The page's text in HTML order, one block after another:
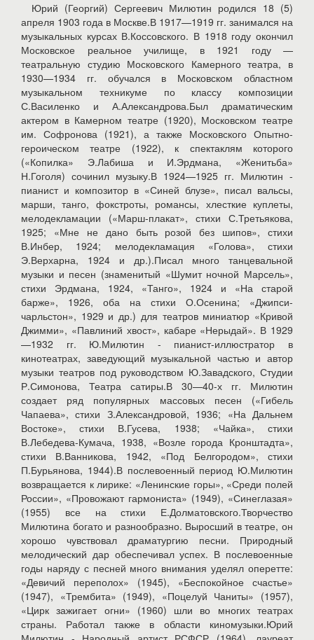
Юрий (Георгий) Сергеевич Милютин родился 18 (5)
апреля 1903 года в Москве.В 1917—1919 гг. занимался на
музыкальных курсах В.Коссовского. В 1918 году окончил
Московское реальное училище, в 1921 году —
театральную студию Московского Камерного театра, в
1930—1934 гг. обучался в Московском областном
музыкальном техникуме по классу композиции
С.Василенко и А.Александрова.Был драматическим
актером в Камерном театре (1920), Московском театре
им. Софронова (1921), а также Московского Опытно-
героическом театре (1922), к спектаклям которого
(«Копилка» Э.Лабиша и И.Эрдмана, «Женитьба»
Н.Гоголя) сочинил музыку.В 1924—1925 гг. Милютин -
пианист и композитор в «Синей блузе», писал вальсы,
марши, танго, фокстроты, романсы, хлесткие куплеты,
мелодекламации («Марш-плакат», стихи С.Третьякова,
1925; «Мне не дано быть розой без шипов», стихи
В.Инбер, 1924; мелодекламация «Голова», стихи
Э.Верхарна, 1924 и др.).Писал много танцевальной
музыки и песен (знаменитый «Шумит ночной Марсель»,
стихи Эрдмана, 1924, «Танго», 1924 и «На старой
барже», 1926, оба на стихи О.Осенина; «Джипси-
чарльстон», 1929 и др.) для театров миниатюр «Кривой
Джимми», «Павлиний хвост», кабаре «Нерыдай». В 1929
—1932 гг. Ю.Милютин - пианист-иллюстратор в
кинотеатрах, заведующий музыкальной частью и автор
музыки театров под руководством Ю.Завадского, Студии
Р.Симонова, Театра сатиры.В 30—40-х гг. Милютин
создает ряд популярных массовых песен («Гибель
Чапаева», стихи З.Александровой, 1936; «На Дальнем
Востоке», стихи В.Гусева, 1938; «Чайка», стихи
В.Лебедева-Кумача, 1938, «Возле города Кронштадта»,
стихи В.Ванникова, 1942, «Под Белгородом», стихи
П.Бурьянова, 1944).В послевоенный период Ю.Милютин
возвращается к лирике: «Ленинские горы», «Среди полей
России», «Провожают гармониста» (1949), «Синеглазая»
(1955) все на стихи Е.Долматовского.Творчество
Милютина богато и разнообразно. Выросший в театре, он
хорошо чувствовал драматургию песни. Природный
мелодический дар обеспечивал успех. В послевоенные
годы наряду с песней много внимания уделял оперетте:
«Девичий переполох» (1945), «Беспокойное счастье»
(1947), «Трембита» (1949), «Поцелуй Чаниты» (1957),
«Цирк зажигает огни» (1960) шли во многих театрах
страны. Работал также в области киномузыки.Юрий